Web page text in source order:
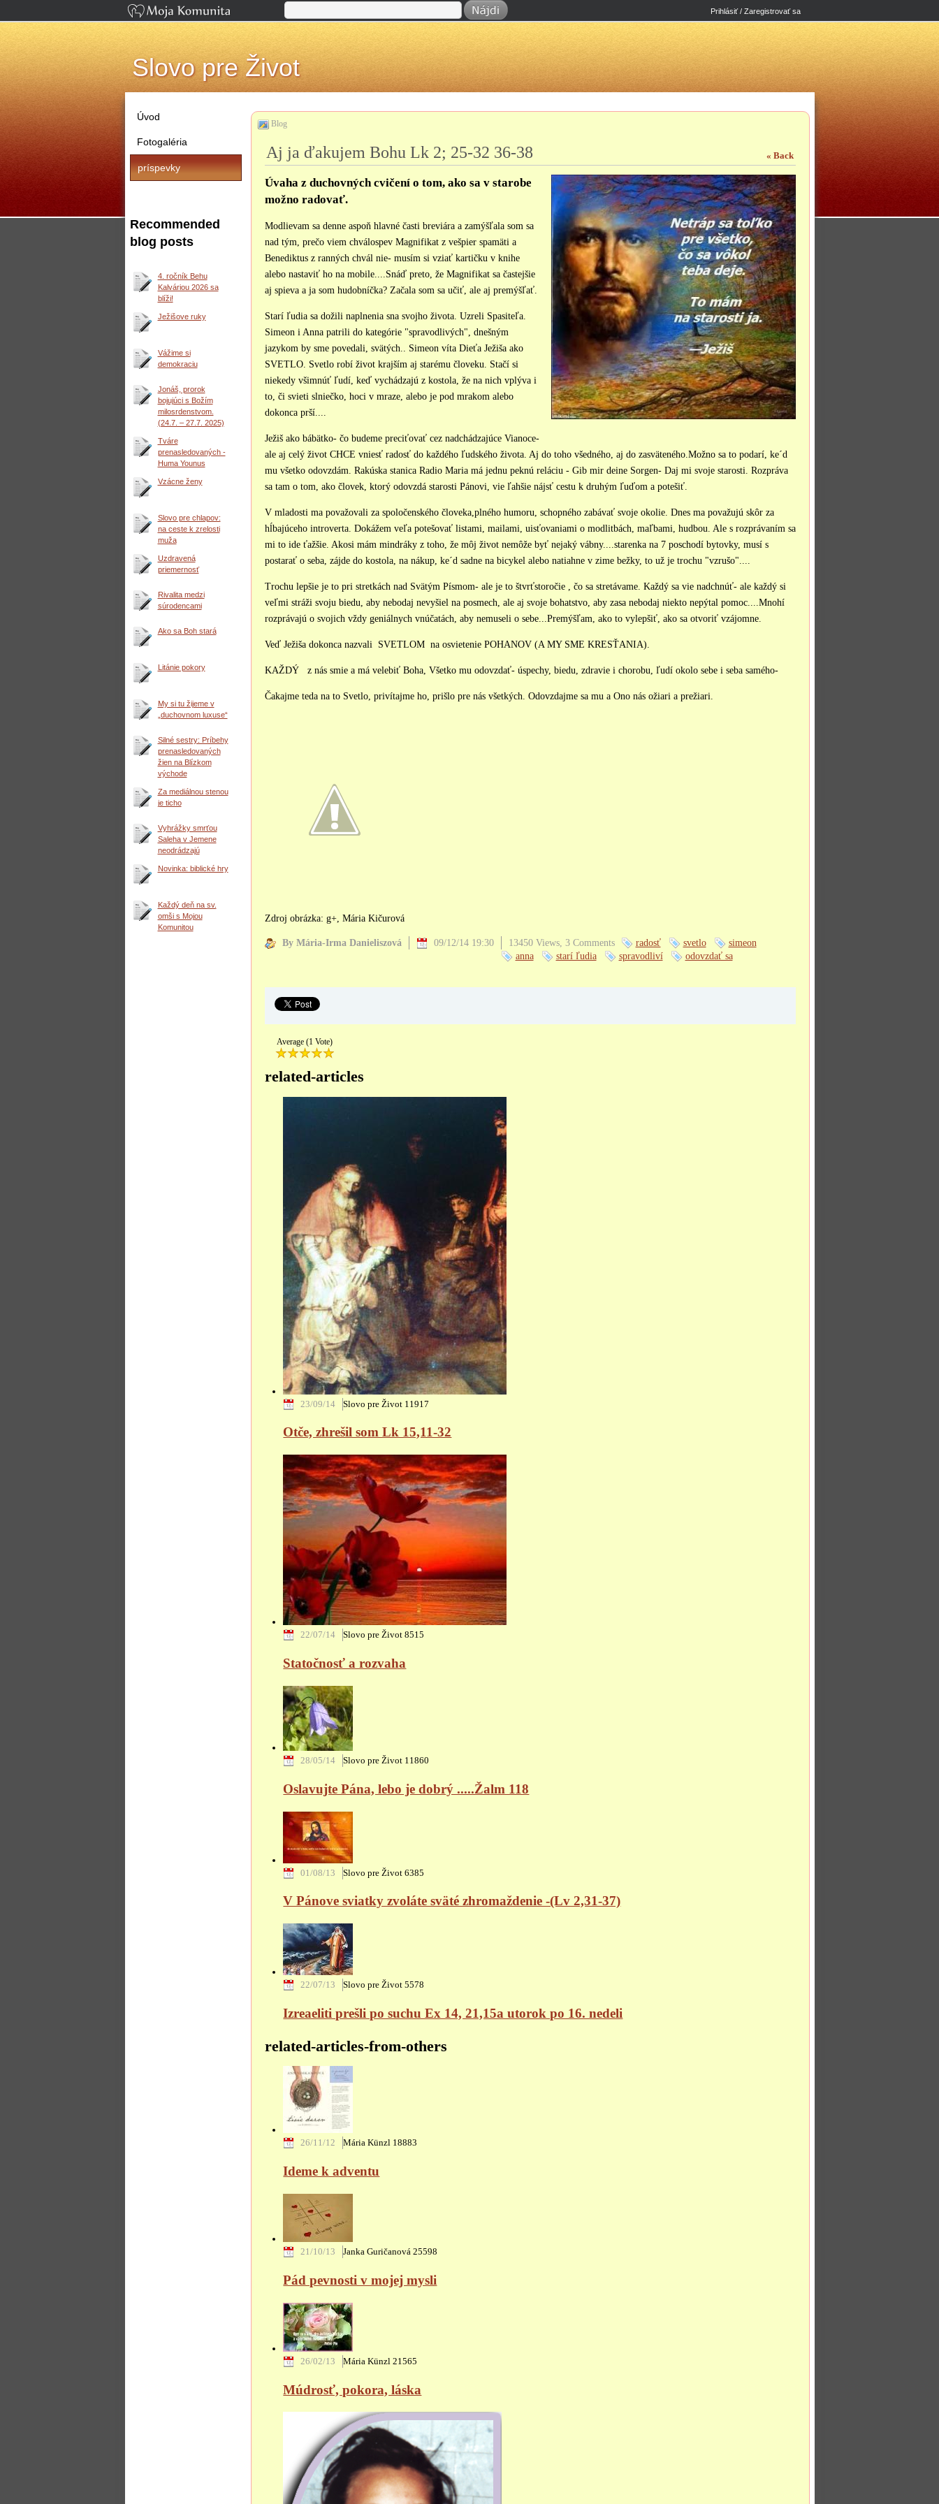
Prihlásiť / Zaregistrovať sa
Slovo pre Život
Blog
« Back
Aj ja ďakujem Bohu Lk 2; 25-32 36-38
Úvaha z duchovných cvičení o tom, ako sa v starobe
možno radovať.
Modlievam sa denne aspoň hlavné časti breviára a zamýšľala som sa
nad tým, prečo viem chválospev Magnifikat z vešpier spamäti a
Benediktus z ranných chvál nie- musím si vziať kartičku v knihe
alebo nastaviť ho na mobile....Snáď preto, že Magnifikat sa častejšie
aj spieva a ja som hudobníčka? Začala som sa učiť, ale aj premýšľať.
Starí ľudia sa dožili naplnenia sna svojho života. Uzreli Spasiteľa.
Simeon i Anna patrili do kategórie "spravodlivých", dnešným
jazykom by sme povedali, svätých.. Simeon víta Dieťa Ježiša ako
SVETLO. Svetlo robí život krajším aj starému človeku. Stačí si
niekedy všimnúť ľudí, keď vychádzajú z kostola, že na nich vplýva i
to, či svieti slniečko, hoci v mraze, alebo je pod mrakom alebo
dokonca prší....
Ježiš ako bábätko- čo budeme preciťovať cez nadchádzajúce Vianoce-
ale aj celý život CHCE vniesť radosť do každého ľudského života. Aj do toho všedného, aj do zasväteného.Možno sa to podarí, ke´d
mu všetko odovzdám. Rakúska stanica Radio Maria má jednu peknú reláciu - Gib mir deine Sorgen- Daj mi svoje starosti. Rozpráva
sa tam o tom, ako človek, ktorý odovzdá starosti Pánovi, vie ľahšie nájsť cestu k druhým ľuďom a potešiť.
V mladosti ma považovali za spoločenského človeka,plného humoru, schopného zabávať svoje okolie. Dnes ma považujú skôr za
hĺbajúceho introverta. Dokážem veľa potešovať listami, mailami, uisťovaniami o modlitbách, maľbami, hudbou. Ale s rozprávaním sa
mi to ide ťažšie. Akosi mám mindráky z toho, že môj život nemôže byť nejaký vábny....starenka na 7 poschodí bytovky, musí s
postarať o seba, zájde do kostola, na nákup, ke´d sadne na bicykel alebo natiahne v zime bežky, to už je trochu "vzrušo"....
Trochu lepšie je to pri stretkách nad Svätým Písmom- ale je to štvrťstoročie , čo sa stretávame. Každý sa vie nadchnúť- ale každý si
veľmi stráži svoju biedu, aby nebodaj nevyšiel na posmech, ale aj svoje bohatstvo, aby zasa nebodaj niekto nepýtal pomoc....Mnohí
rozprávajú o svojich vždy geniálnych vnúčatách, aby nemuseli o sebe...Premýšľam, ako to vylepšiť, ako sa otvoriť vzájomne.
Veď Ježiša dokonca nazvali SVETLOM na osvietenie POHANOV (A MY SME KRESŤANIA).
KAŽDÝ z nás smie a má velebiť Boha, Všetko mu odovzdať- úspechy, biedu, zdravie i chorobu, ľudí okolo sebe i seba samého-
Čakajme teda na to Svetlo, privítajme ho, prišlo pre nás všetkých. Odovzdajme sa mu a Ono nás ožiari a prežiari.
Zdroj obrázka: g+, Mária Kičurová
By Mária-Irma Danieliszová 09/12/14 19:30 13450 Views, 3 Comments radosť svetlo
simeon
anna
starí ľudia spravodliví odovzdať sa
Average (1 Vote)
related-articles
Slovo pre Život
23/09/14 11917
Otče, zhrešil som Lk 15,11-32
Slovo pre Život
22/07/14 8515
Statočnosť a rozvaha
Slovo pre Život
28/05/14 11860
Oslavujte Pána, lebo je dobrý .....Žalm 118
Slovo pre Život
01/08/13 6385
V Pánove sviatky zvoláte sväté zhromaždenie -(Lv 2,31-37)
Slovo pre Život
22/07/13 5578
Izreaeliti prešli po suchu Ex 14, 21,15a utorok po 16. nedeli
related-articles-from-others
Mária Künzl
26/11/12 18883
Ideme k adventu
Janka Guričanová
21/10/13 25598
Pád pevnosti v mojej mysli
Mária Künzl
26/02/13 21565
Múdrosť, pokora, láska
Úvod
Fotogaléria
príspevky
Recommended
blog posts
4. ročník Behu
Kalváriou 2026 sa
blíži!
Ježišove ruky
Vážime si
demokraciu
Jonáš, prorok
bojujúci s Božím
milosrdenstvom.
(24.7. – 27.7. 2025)
Tváre
prenasledovaných -
Huma Younus
Vzácne ženy
Slovo pre chlapov:
na ceste k zrelosti
muža
Uzdravená
priemernosť
Rivalita medzi
súrodencami
Ako sa Boh stará
Litánie pokory
My si tu žijeme v
„duchovnom luxuse“
Silné sestry: Príbehy
prenasledovaných
žien na Blízkom
východe
Za mediálnou stenou
je ticho
Vyhrážky smrťou
Saleha v Jemene
neodrádzajú
Novinka: biblické hry
Každý deň na sv.
omši s Mojou
Komunitou